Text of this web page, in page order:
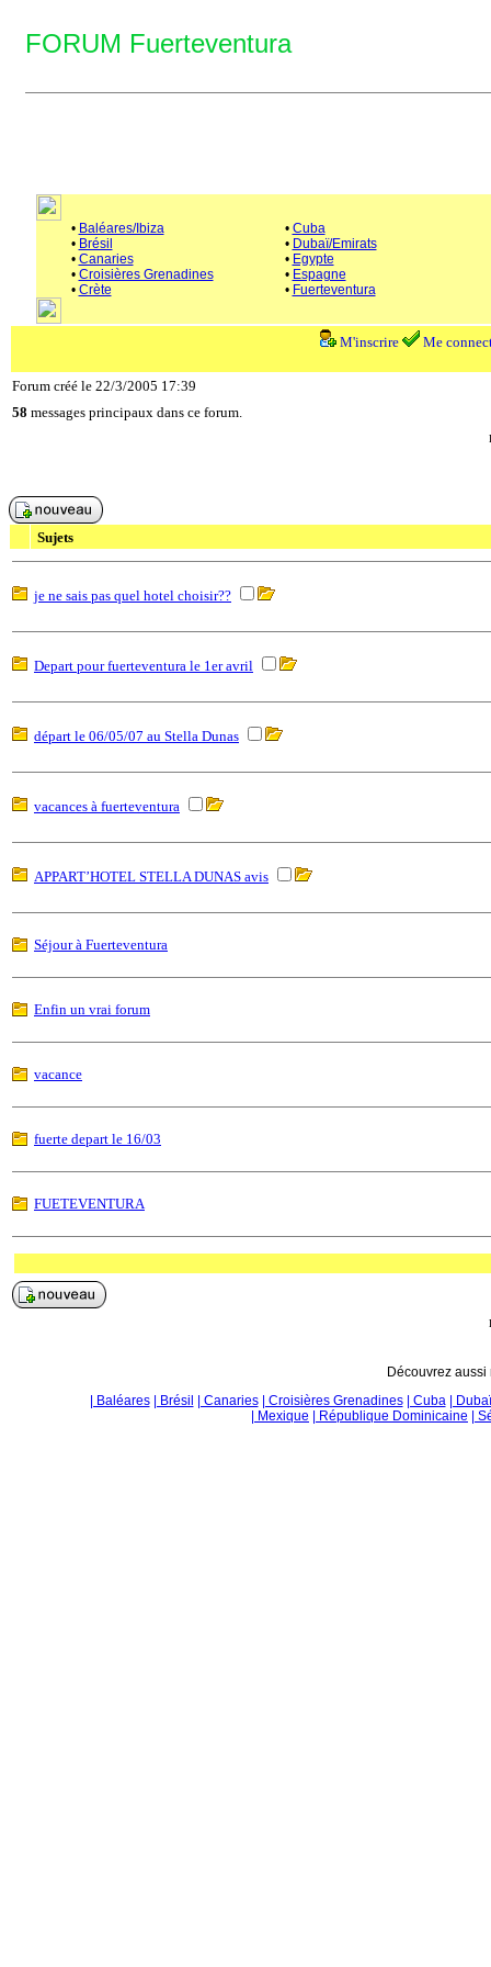
FORUM Fuerteventura
• Baléares/Ibiza
• Brésil
• Canaries
• Croisières Grenadines
• Crète
• Cuba
• Dubaï/Emirats
• Egypte
• Espagne
• Fuerteventura
M'inscrire Me
Forum créé le 22/3/2005 17:39
58 messages principaux dans ce forum.
Sujets
je ne sais pas quel hotel choisir??
Depart pour fuerteventura le 1er avril
départ le 06/05/07 au Stella Dunas
vacances à fuerteventura
APPART’HOTEL STELLA DUNAS avis
Séjour à Fuerteventura
Enfin un vrai forum
vacance
fuerte depart le 16/03
FUETEVENTURA
Découvrez
| Baléares
| Brésil | Canaries | Croisières Grenadines | Cuba
| Dubaï
| Mexique
| République Dominicaine |